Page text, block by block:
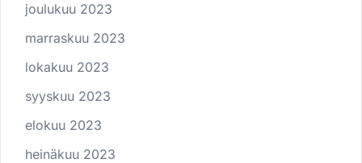
joulukuu 2023
marraskuu 2023
lokakuu 2023
syyskuu 2023
elokuu 2023
heinäkuu 2023